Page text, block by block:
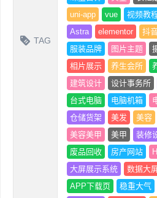
TAG
uni-app
vue 视频教
Astra
elementor 抖
服装品牌
图片主题
相片展示
养生会所
建筑设计
设计事务所
台式电脑
电脑机箱
仓储货架
美发 美容
美容美甲
美甲 装修
废品回收
房产网站
大屏展示系统
数据大
APP下载页
稳重大气